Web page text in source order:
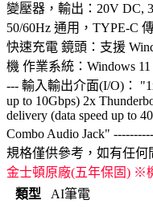
變壓器，輸出：20V DC,
50/60Hz 通用，TYPE-C
快速充電 鏡頭：支援
機 作業系統：Windows
--- 輸入輸出介面(I/O)：
up to 10Gbps) 2x
delivery (data speed up to
Combo Audio Jack"
規格僅供參考，如有任
金士頓原廠(五年保固) ※
類型
AI筆電